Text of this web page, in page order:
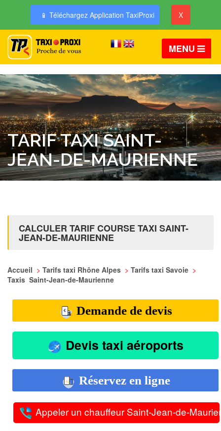
📱 Téléchargez Application TaxiProxi X
MENU
TARIF TAXI SAINT-
JEAN-DE-MAURIENNE
CALCULER TARIF COURSE TAXI SAINT-
JEAN-DE-MAURIENNE
Accueil > Tarifs taxi Rhône Alpes > Tarifs taxi Savoie >
Taxis Saint-Jean-de-Maurienne
Demande de devis
Devis taxi aéroports
Réservez en ligne
Appeler un chauffeur Saint-Jean-de-